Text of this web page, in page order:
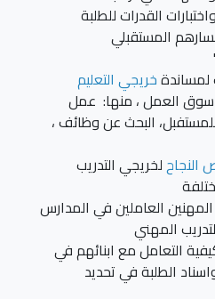
القدرات للطلبة
المستقبلي
لمساندةخريجي التعليم
العمل ، منها: عمل
للمستفبل، البحث عن وظائف ،
لخريجي التدريب
العاملين في المدارس
المهني
التعامل مع ابنائهم في
الطلبة في تحديد